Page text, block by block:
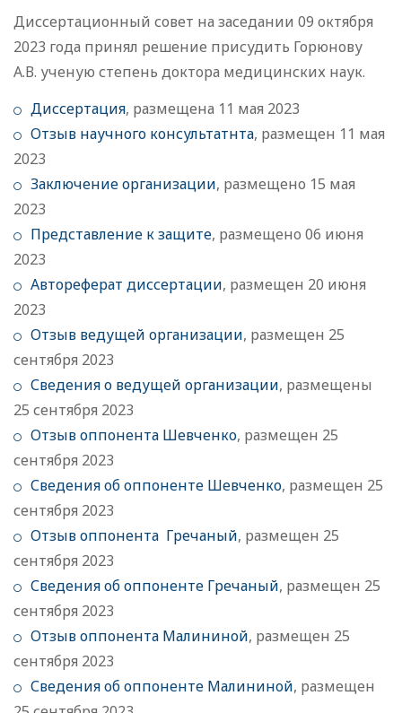
Диссертационный совет на заседании 09 октября
2023 года принял решение присудить Горюнову
А.В. ученую степень доктора медицинских наук.
Диссертация, размещена 11 мая 2023
Отзыв научного консультатнта, размещен 11 мая
2023
Заключение организации, размещено 15 мая
2023
Представление к защите, размещено 06 июня
2023
Автореферат диссертации, размещен 20 июня
2023
Отзыв ведущей организации, размещен 25
сентября 2023
Сведения о ведущей организации, размещены
25 сентября 2023
Отзыв оппонента Шевченко, размещен 25
сентября 2023
Сведения об оппоненте Шевченко, размещен 25
сентября 2023
Отзыв оппонента Гречаный, размещен 25
сентября 2023
Сведения об оппоненте Гречаный, размещен 25
сентября 2023
Отзыв оппонента Малининой, размещен 25
сентября 2023
Сведения об оппоненте Малининой, размещен